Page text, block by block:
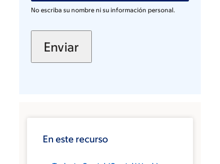
No escriba su nombre ni su información personal.
En este recurso